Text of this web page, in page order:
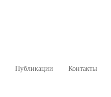
Публикации Контакты